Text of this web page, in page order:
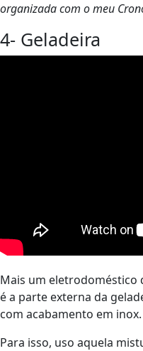
organizada com o meu
4- Geladeira
Mais um eletrodoméstico
é a parte externa da
com acabamento em inox.
Para isso, uso aquela